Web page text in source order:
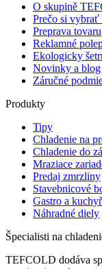
O skupině
Prečo si
Preprava tovaru
Reklamné
Ekologicky
Novinky a blog
Záručné
Produkty
Tipy
Chladenie na
Chladenie do
Mraziace
Predaj zmrzliny
Stavebnicové
Gastro a
Náhradné diely
Špecialisti na
TEFCOLD dodáva